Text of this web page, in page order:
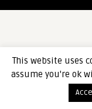
This website uses
assume you're ok